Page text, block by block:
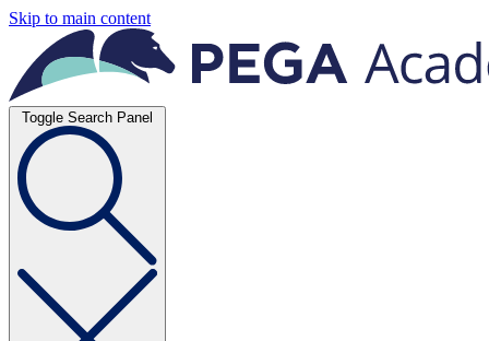
Skip to main content
Toggle Search Panel